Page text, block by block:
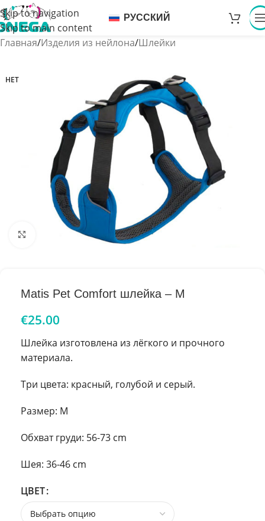
Skip to navigation
Skip to main content
РУССКИЙ
Главная/Изделия из нейлона/Шлейки
НЕТ
Увеличить
Matis Pet Comfort шлейка – М
€25.00
Шлейка изготовлена из лёгкого и прочного
материала.
Три цвета: красный, голубой и серый.
Размер: M
Обхват груди: 56-73 cm
Шея: 36-46 cm
ЦВЕТ